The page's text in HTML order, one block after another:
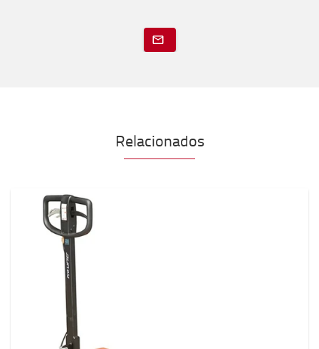
Relacionados